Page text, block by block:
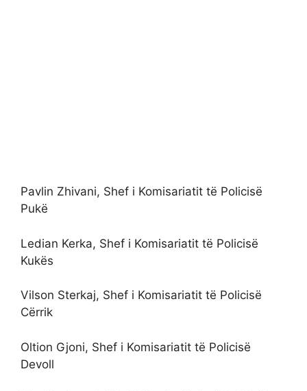
Pavlin Zhivani, Shef i Komisariatit të Policisë
Pukë
Ledian Kerka, Shef i Komisariatit të Policisë
Kukës
Vilson Sterkaj, Shef i Komisariatit të Policisë
Cërrik
Oltion Gjoni, Shef i Komisariatit të Policisë
Devoll